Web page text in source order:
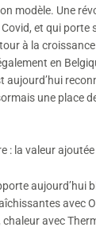
modèle. Une
Covid, et qui porte
à la
en
aujourd’hui
une place
: la valeur
aujourd’hui
avec
avec